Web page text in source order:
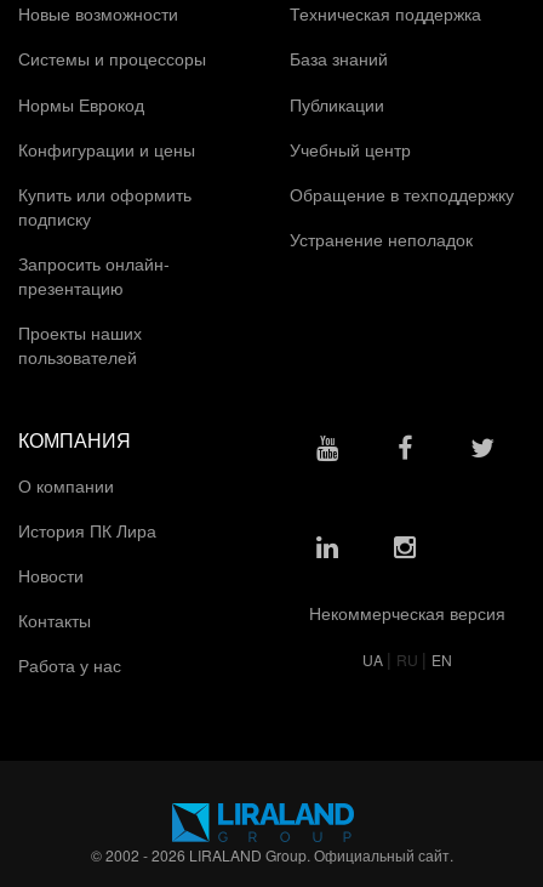
Новые возможности
Системы и процессоры
Нормы Еврокод
Конфигурации и цены
Купить или оформить
подписку
Запросить онлайн-
презентацию
Проекты наших
пользователей
Техническая поддержка
База знаний
Публикации
Учебный центр
Обращение в техподдержку
Устранение неполадок
КОМПАНИЯ
О компании
История ПК Лира
Новости
Контакты
Работа у нас
Некоммерческая версия
UA | RU | EN
© 2002 - 2026 LIRALAND Group. Официальный сайт.